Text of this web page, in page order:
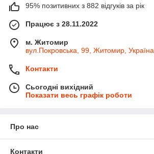
95% позитивних з 882 відгуків за рік
Працює з 28.11.2022
м. Житомир
вул.Покровська, 99, Житомир, Україна
Контакти
Сьогодні вихідний
Показати весь графік роботи
Про нас
Контакти